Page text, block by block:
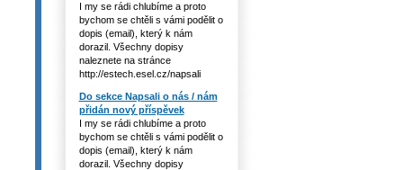
I my se rádi chlubíme a proto
bychom se chtěli s vámi podělit o
dopis (email), který k nám
dorazil. Všechny dopisy
naleznete na stránce
http://estech.esel.cz/napsali
Do sekce Napsali o nás / nám
přidán nový příspěvek
I my se rádi chlubíme a proto
bychom se chtěli s vámi podělit o
dopis (email), který k nám
dorazil. Všechny dopisy